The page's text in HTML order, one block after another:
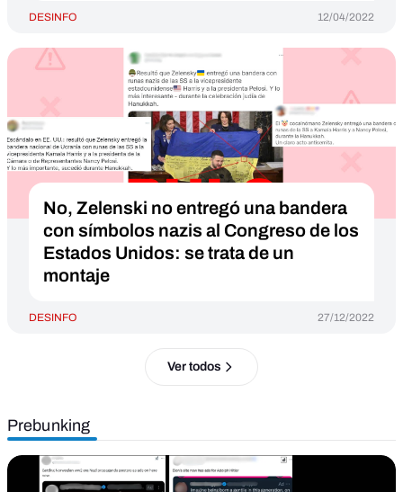
DESINFO 12/04/2022
No, Zelenski no entregó una bandera
con símbolos nazis al Congreso de los
Estados Unidos: se trata de un
montaje
DESINFO 27/12/2022
Ver todos
Prebunking